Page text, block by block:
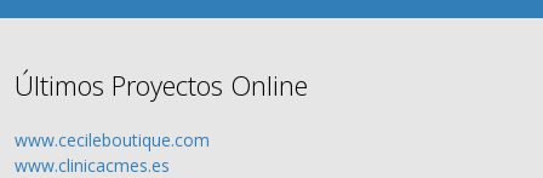
Últimos Proyectos Online
www.cecileboutique.com
www.clinicacmes.es